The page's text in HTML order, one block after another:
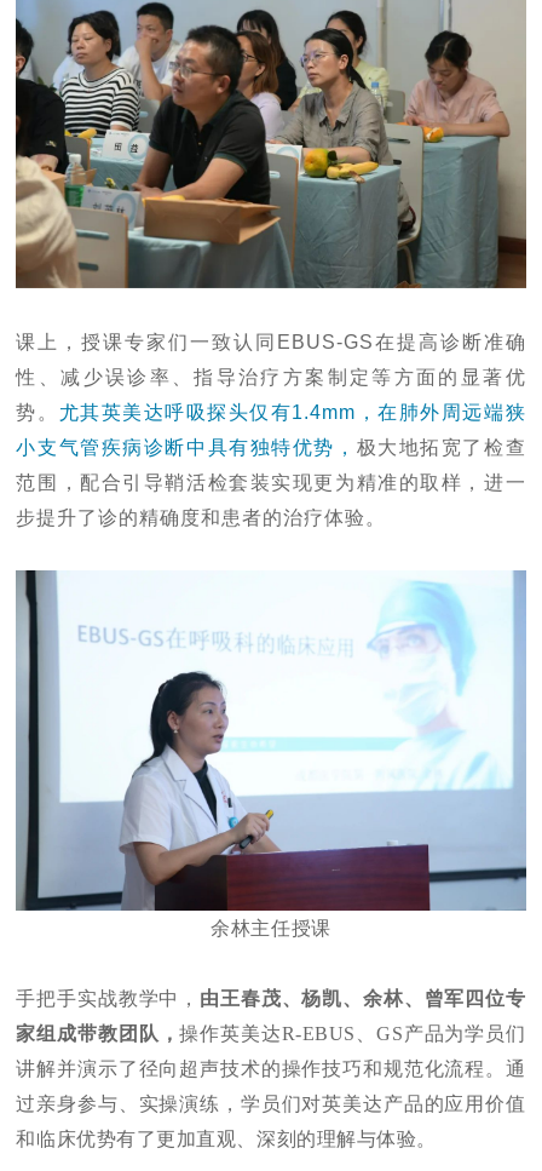
课上，授课专家们一致认同EBUS-GS在提高诊断准确
性、减少误诊率、指导治疗方案制定等方面的显著优
势。 尤其英美达呼吸探头仅有1.4mm，在肺外周远端狭
小支气管疾病诊断中具有独特优势， 极大地拓宽了检查
范围，配合引导鞘活检套装实现更为精准的取样，进一
步提升了诊的精确度和患者的治疗体验。
余林主任授课
手把手实战教学中， 由王春茂、杨凯、余林、曾军四位专
家组成带教团队，操作英美达R-EBUS、GS产品为学员们
讲解并演示了径向超声技术的操作技巧和规范化流程。通
过亲身参与、实操演练，学员们对英美达产品的应用价值
和临床优势有了更加直观、深刻的理解与体验。